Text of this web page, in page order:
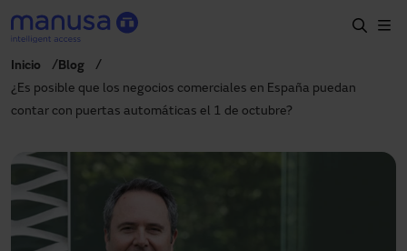
Pasar al contenido principal
Productos y sectores
Servicios
Prescripción
Proyectos
Inicio
Blog
¿Es posible que los negocios comerciales en España puedan
contar con puertas automáticas el 1 de octubre?